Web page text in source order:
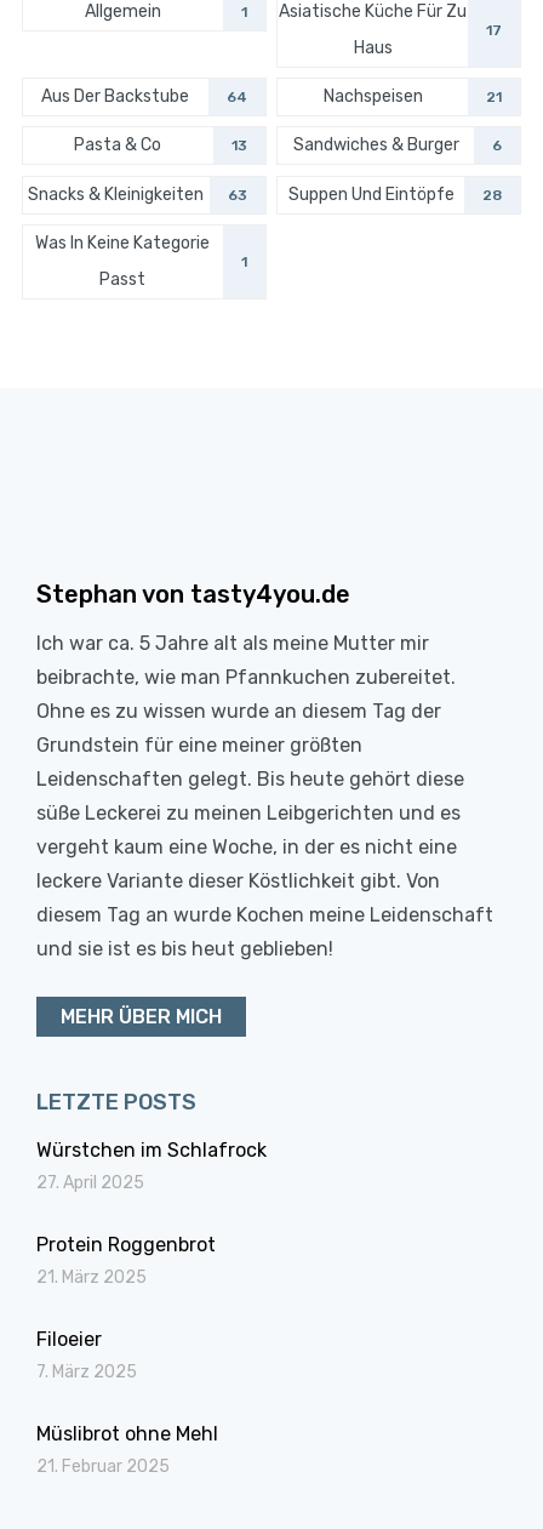
Allgemein 1
Asiatische Küche Für Zu
Haus
17
Aus Der Backstube 64 Nachspeisen 21
Pasta & Co 13 Sandwiches & Burger 6
Snacks & Kleinigkeiten 63 Suppen Und Eintöpfe 28
Was In Keine Kategorie
Passt
1
Stephan von tasty4you.de
Ich war ca. 5 Jahre alt als meine Mutter mir
beibrachte, wie man Pfannkuchen zubereitet.
Ohne es zu wissen wurde an diesem Tag der
Grundstein für eine meiner größten
Leidenschaften gelegt. Bis heute gehört diese
süße Leckerei zu meinen Leibgerichten und es
vergeht kaum eine Woche, in der es nicht eine
leckere Variante dieser Köstlichkeit gibt. Von
diesem Tag an wurde Kochen meine Leidenschaft
und sie ist es bis heut geblieben!
MEHR ÜBER MICH
LETZTE POSTS
Würstchen im Schlafrock
27. April 2025
Protein Roggenbrot
21. März 2025
Filoeier
7. März 2025
Müslibrot ohne Mehl
21. Februar 2025